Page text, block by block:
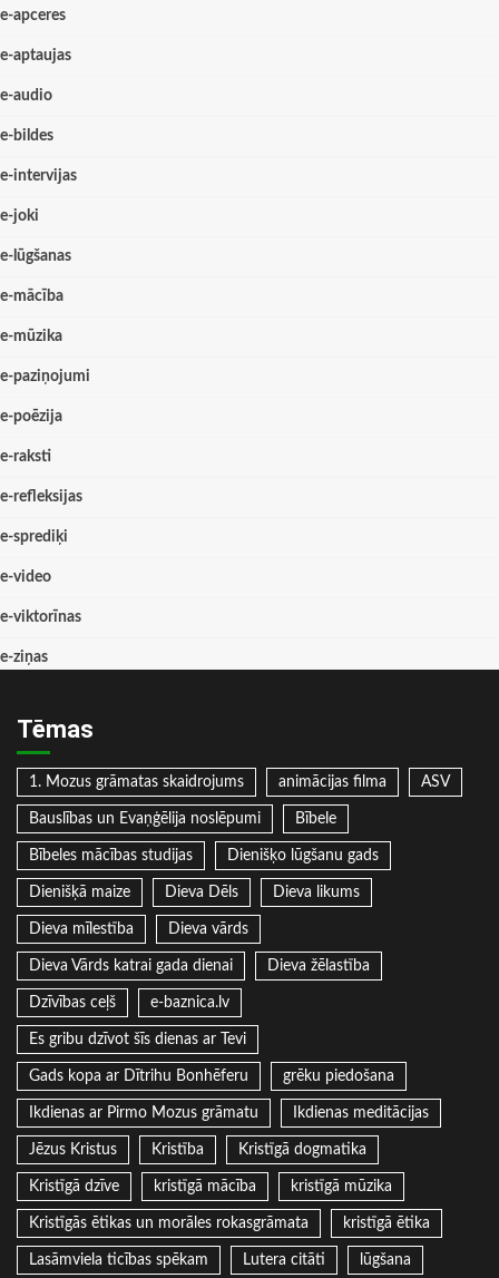
e-apceres
e-aptaujas
e-audio
e-bildes
e-intervijas
e-joki
e-lūgšanas
e-mācība
e-mūzika
e-paziņojumi
e-poēzija
e-raksti
e-refleksijas
e-sprediķi
e-video
e-viktorīnas
e-ziņas
Tēmas
1. Mozus grāmatas skaidrojums animācijas filma ASV
Bauslības un Evaņģēlija noslēpumi Bībele
Bībeles mācības studijas Dienišķo lūgšanu gads
Dienišķā maize Dieva Dēls Dieva likums
Dieva mīlestība Dieva vārds
Dieva Vārds katrai gada dienai Dieva žēlastība
Dzīvības ceļš e-baznica.lv
Es gribu dzīvot šīs dienas ar Tevi
Gads kopa ar Dītrihu Bonhēferu grēku piedošana
Ikdienas ar Pirmo Mozus grāmatu Ikdienas meditācijas
Jēzus Kristus Kristība Kristīgā dogmatika
Kristīgā dzīve kristīgā mācība kristīgā mūzika
Kristīgās ētikas un morāles rokasgrāmata kristīgā ētika
Lasāmviela ticības spēkam Lutera citāti lūgšana